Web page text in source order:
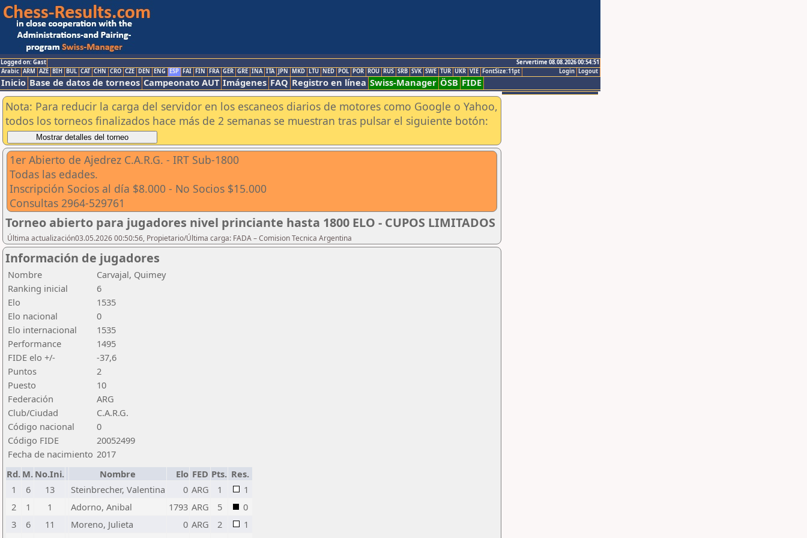
Logged on: Gast
Servertime 08.08.2026 00:54:51
Logout
Login
Arabic ARM AZE BIH BUL CAT CHN CRO CZE DEN ENG ESP FAI FIN FRA GER GRE INA ITA JPN MKD LTU NED POL POR ROU RUS SRB SVK SWE TUR UKR VIE FontSize:11pt
Inicio Base de datos de torneos Campeonato AUT Imágenes FAQ Registro en línea Swiss-Manager ÖSB FIDE
Nota: Para reducir la carga del servidor en los escaneos diarios de motores como Google o Yahoo,
todos los torneos finalizados hace más de 2 semanas se muestran tras pulsar el siguiente botón:
1er Abierto de Ajedrez C.A.R.G. - IRT Sub-1800
Todas las edades.
Inscripción Socios al día $8.000 - No Socios $15.000
Consultas 2964-529761
Torneo abierto para jugadores nivel princiante hasta 1800 ELO - CUPOS LIMITADOS
Última actualización03.05.2026 00:50:56, Propietario/Última carga: FADA – Comision Tecnica Argentina
Información de jugadores
Nombre
Carvajal, Quimey
Ranking inicial
6
Elo
1535
Elo nacional
0
Elo internacional
1535
Performance
1495
FIDE elo +/-
-37,6
Puntos
2
Puesto
10
Federación
ARG
Club/Ciudad
C.A.R.G.
Código nacional
0
Código FIDE
20052499
Fecha de nacimiento 2017
Rd. M. No.Ini. Nombre Elo FED Pts. Res.
1
6 13 Steinbrecher, Valentina 0 ARG 1
1
2
1 1 Adorno, Anibal 1793 ARG 5
0
3
6 11 Moreno, Julieta 0 ARG 2
1